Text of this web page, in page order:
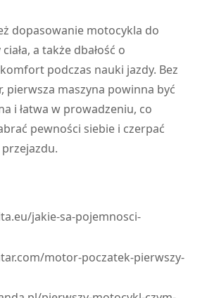
dopasowanie motocykla do
a także dbałość o
podczas nauki jazdy. Bez
pierwsza maszyna powinna być
i łatwa w prowadzeniu, co
pewności siebie i czerpać
jakie-sa-pojemnosci-
motor-poczatek-pierwszy-